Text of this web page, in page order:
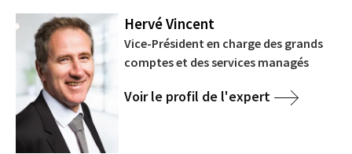
Hervé Vincent
Vice-Président en charge des grands
comptes et des services managés
Voir le profil de l'expert